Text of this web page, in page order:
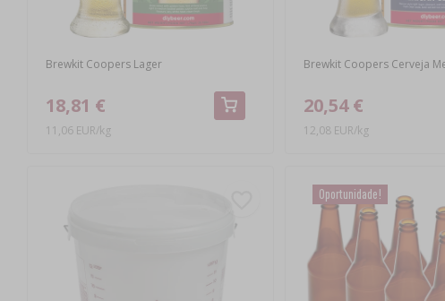
Brewkit Coopers Lager
18,81 €
11,06 EUR/kg
Brewkit Coopers Cerveja
20,54 €
12,08 EUR/kg
Oportunidade!